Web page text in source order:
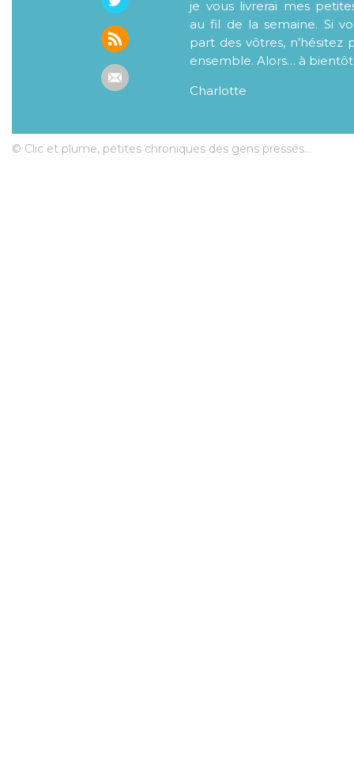
je vous livrerai mes
au fil de la semaine. Si
part des vôtres, n’hésitez
ensemble. Alors… à bientôt
Charlotte
© Clic et plume, petites chroniques des gens pressés...